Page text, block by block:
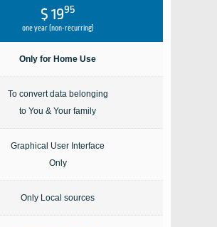
$ 1995
one year (non-recurring)
Only for Home Use
To convert data belonging
to You & Your family
Graphical User Interface
Only
Only Local sources